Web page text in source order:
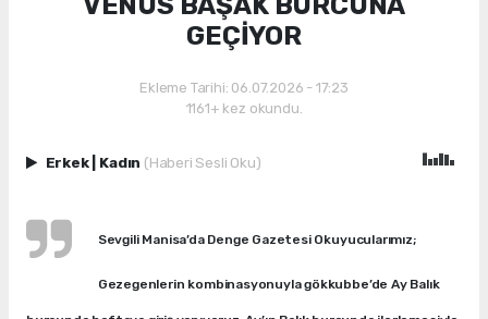
GEÇİYOR
Ekleme Tarihi: 06.07.2026 - 17:23
1161+ kez okundu.
Erkek Kadın (Haberi Sesli Oku)
Sevgili Manisa’da Denge Gazetesi Okuyucularımız;
Gezegenlerin kombinasyonuyla gökkubbe’de Ay Balık